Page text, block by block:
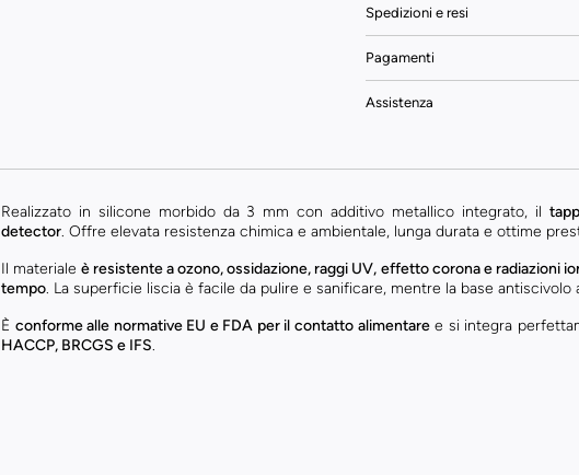
Spedizioni e resi
Pagamenti
Assistenza
Realizzato in silicone morbido da 3 mm con additivo metallico integrato, il
detector. Offre elevata resistenza chimica e ambientale, lunga durata e ottime
Il materialeè resistente a ozono, ossidazione, raggi UV, effetto corona e radiazioni
tempo. La superficie liscia è facile da pulire e sanificare, mentre la base antiscivolo
È conforme alle normative EU e FDA per il contatto alimentaree si integra
HACCP, BRCGS e IFS.